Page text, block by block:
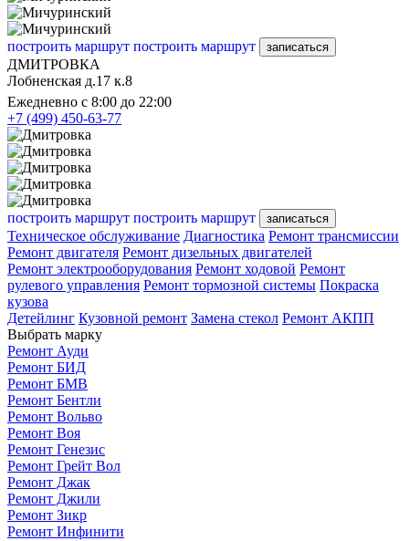
построить маршрут построить маршрут записаться
ДМИТРОВКА
Лобненская д.17 к.8
Ежедневно с 8:00 до 22:00
+7 (499) 450-63-77
построить маршрут построить маршрут записаться
Техническое обслуживание Диагностика Ремонт трансмиссии
Ремонт двигателя Ремонт дизельных двигателей
Ремонт электрооборудования Ремонт ходовой Ремонт
рулевого управления Ремонт тормозной системы Покраска
кузова
Детейлинг Кузовной ремонт Замена стекол Ремонт АКПП
Выбрать марку
Ремонт Ауди
Ремонт БИД
Ремонт БМВ
Ремонт Бентли
Ремонт Вольво
Ремонт Воя
Ремонт Генезис
Ремонт Грейт Вол
Ремонт Джак
Ремонт Джили
Ремонт Зикр
Ремонт Инфинити